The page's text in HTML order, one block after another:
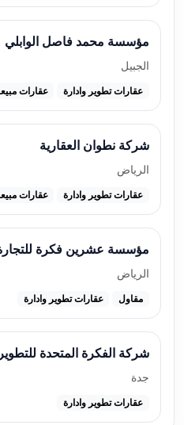
مؤسسة محمد فاصل الوابلي
الجبيل
عقارات تطوير وادارة عقارات
شركة نطوان العقارية
الرياض
عقارات تطوير وادارة عقارات
مؤسسة عشرين فكرة للتجارة
الرياض
مقاول عقارات تطوير وادارة
شركة الفكرة المتحدة
جدة
عقارات تطوير وادارة